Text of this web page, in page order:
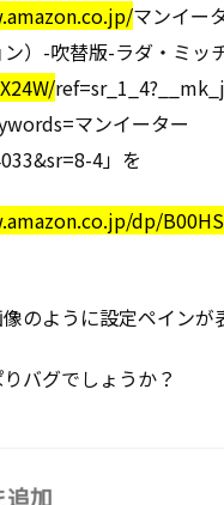
マンイー
）-吹替版-ラダ・ミッ
マンイーター
4」を
dp/
のように設定ペインが
バグでしょうか？